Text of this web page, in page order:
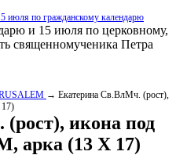
июля по гражданскому календарю
и 15 июля по церковному,
священномученика Петра
→ Екатерина Св.ВлМч. (рост),
17)
икона под
арка (13 Х 17)